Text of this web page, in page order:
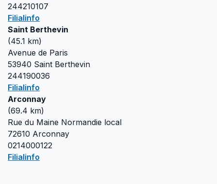
244210107
Filialinfo
Saint Berthevin
(45.1 km)
Avenue de Paris
53940 Saint Berthevin
244190036
Filialinfo
Arconnay
(69.4 km)
Rue du Maine Normandie local
72610 Arconnay
0214000122
Filialinfo